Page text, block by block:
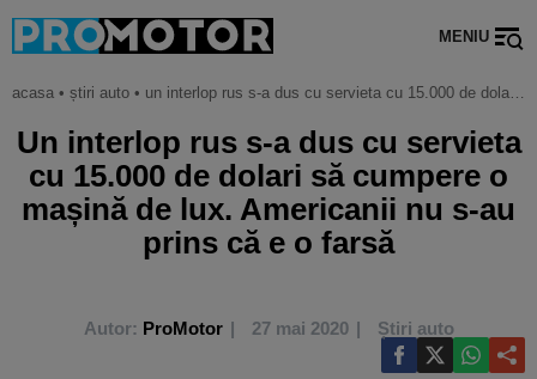
MENIU
acasa • știri auto • un interlop rus s-a dus cu servieta cu 15.000 de dolari să cumpere o mașină de lux. americanii nu s-au prins că e o farsă
Un interlop rus s-a dus cu servieta
cu 15.000 de dolari să cumpere o
mașină de lux. Americanii nu s-au
prins că e o farsă
Autor: ProMotor 27 mai 2020 Știri auto